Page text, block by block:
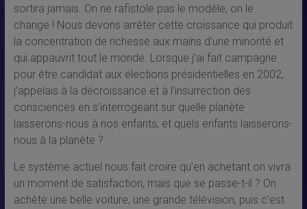
sortira jamais. On ne rafistole pas le modèle, on le
change ! Nous devons arrêter cette croissance qui produit
la concentration de richesse aux mains d’une minorité et
qui appauvrit tout le monde. Lorsque j’ai fait campagne
pour être candidat aux élections présidentielles en 2002,
j’appelais à la décroissance et à l’insurrection des
consciences en s’interrogeant sur quelle planète
laisserons-nous à nos enfants, et quels enfants laisserons-
nous à la planète ?
Le système actuel nous fait croire qu’en achetant on vivra
un moment de satisfaction, mais que se passe-t-il ? On
achète une belle voiture, une grande télévision, puis c’est